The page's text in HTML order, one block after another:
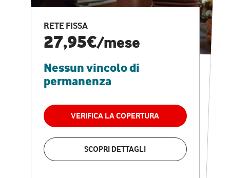
RETE FISSA
27,95€/mese
Nessun vincolo di
permanenza
VERIFICA LA COPERTURA
SCOPRI DETTAGLI
CASA PRO
Internet veloce e
vantaggi speciali
RETE FISSA + VODAFONE CLUB
29,95€
permanenza
VERIFICA LA COPERTURA